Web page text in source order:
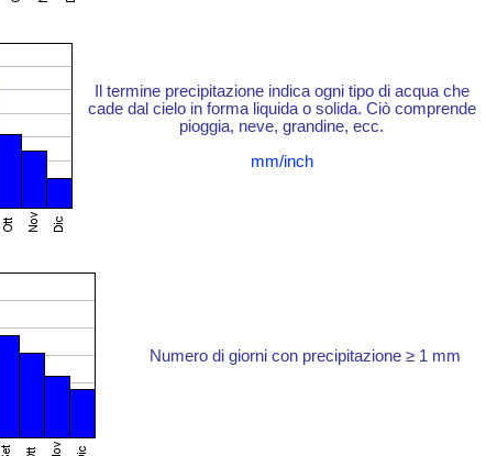
Il termine precipitazione indica ogni tipo di acqua che
cade dal cielo in forma liquida o solida. Ciò comprende
pioggia, neve, grandine, ecc.
mm/inch
Numero di giorni con precipitazione ≥ 1 mm